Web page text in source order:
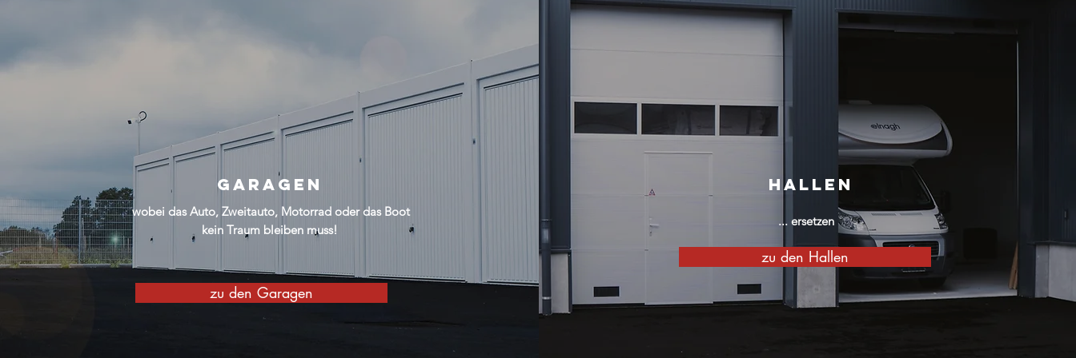
GARAGEN
wobei das Auto, Zweitauto, Motorrad oder das Boot
kein Traum bleiben muss!
zu den Garagen
HALLEN
... ersetzen
zu den Hallen